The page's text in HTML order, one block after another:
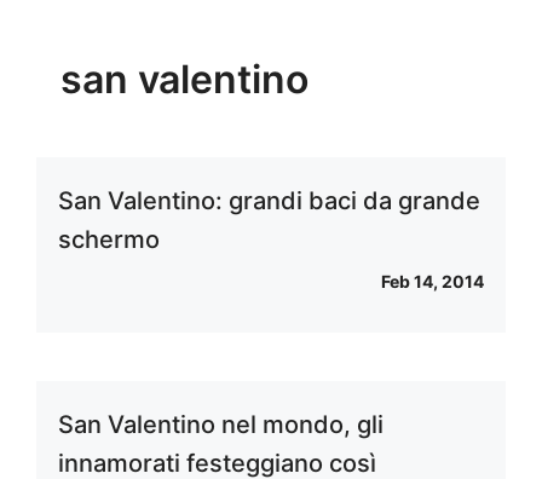
san valentino
San Valentino: grandi baci da grande
schermo
Feb 14, 2014
San Valentino nel mondo, gli
innamorati festeggiano così